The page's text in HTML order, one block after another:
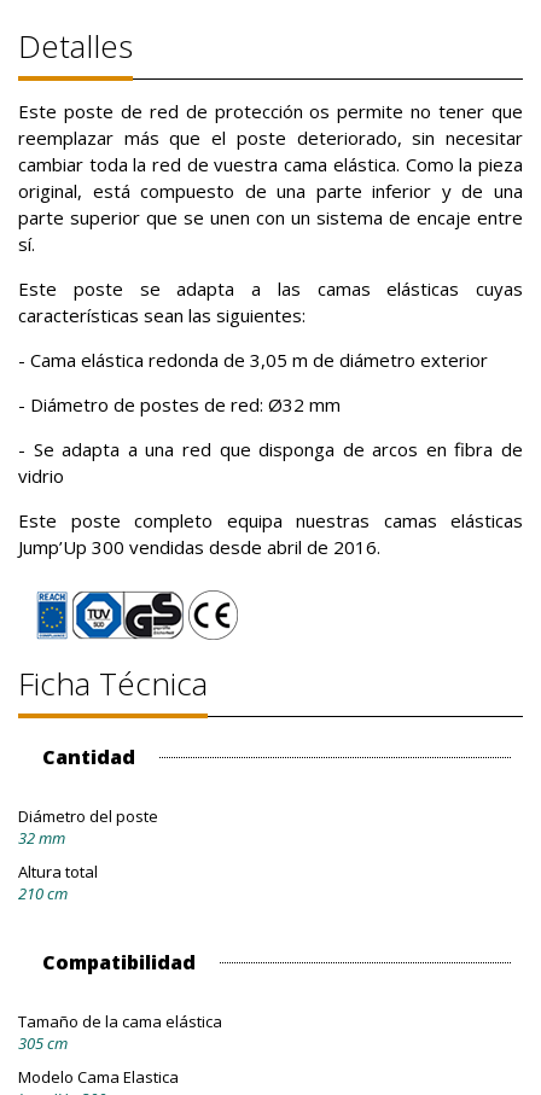
Detalles
Este poste de red de protección os permite no tener que
reemplazar más que el poste deteriorado, sin necesitar
cambiar toda la red de vuestra cama elástica. Como la pieza
original, está compuesto de una parte inferior y de una
parte superior que se unen con un sistema de encaje entre
sí.
Este poste se adapta a las camas elásticas cuyas
características sean las siguientes:
- Cama elástica redonda de 3,05 m de diámetro exterior
- Diámetro de postes de red: Ø32 mm
- Se adapta a una red que disponga de arcos en fibra de
vidrio
Este poste completo equipa nuestras camas elásticas
Jump’Up 300 vendidas desde abril de 2016.
Ficha Técnica
Cantidad
Diámetro del poste
32 mm
Altura total
210 cm
Compatibilidad
Tamaño de la cama elástica
305 cm
Modelo Cama Elastica